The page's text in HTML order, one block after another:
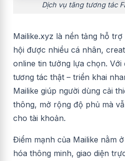
Dịch vụ tăng tương tác
Mailike.xyz là nền tảng hỗ
hội được nhiều cá nhân,
online tin tưởng lựa chọn. Với
tương tác thật – triển khai
Mailike giúp người dùng cải
thông, mở rộng độ phủ mà
cho tài khoản.
Điểm mạnh của Mailike nằm
hóa thông minh, giao diện